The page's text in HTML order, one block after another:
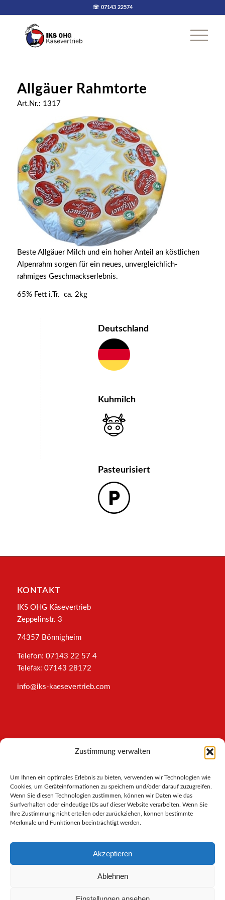
Zustimmung verwalten
Um Ihnen ein optimales Erlebnis zu bieten, verwenden wir Technologien wie
Cookies, um Geräteinformationen zu speichern und/oder darauf zuzugreifen.
Wenn Sie diesen Technologien zustimmen, können wir Daten wie das
Surfverhalten oder eindeutige IDs auf dieser Website verarbeiten. Wenn Sie
Ihre Zustimmung nicht erteilen oder zurückziehen, können bestimmte
Merkmale und Funktionen beeinträchtigt werden.
Akzeptieren
Ablehnen
☏ 07143 22574
Allgäuer Rahmtorte
Art.Nr.: 1317
Beste Allgäuer Milch und ein hoher Anteil an köstlichen
Alpenrahm sorgen für ein neues, unvergleichlich-
rahmiges Geschmackserlebnis.
65% Fett i.Tr. ca. 2kg
Deutschland
Kuhmilch
Pasteurisiert
KONTAKT
IKS OHG Käsevertrieb
Zeppelinstr. 3
74357 Bönnigheim
Telefon: 07143 22 57 4
Telefax: 07143 28172
info@iks-kaesevertrieb.com
INFORMATIONEN
AGB
Datenschutz
Cookies-Richtlinie